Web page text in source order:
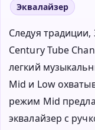
Эквалайзер
Следуя
Century Tube
легкий
Mid и Low
режим Mid
эквалайзер с